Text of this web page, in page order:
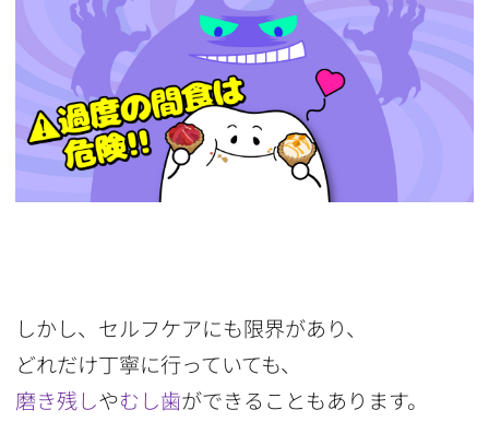
しかし、セルフケアにも限界があり、
どれだけ丁寧に行っていても、
磨き残しやむし歯ができることもあります。